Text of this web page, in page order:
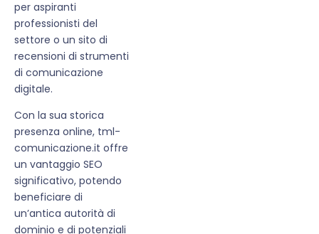
per aspiranti
professionisti del
settore o un sito di
recensioni di strumenti
di comunicazione
digitale.
Con la sua storica
presenza online, tml-
comunicazione.it offre
un vantaggio SEO
significativo, potendo
beneficiare di
un’antica autorità di
dominio e di potenziali